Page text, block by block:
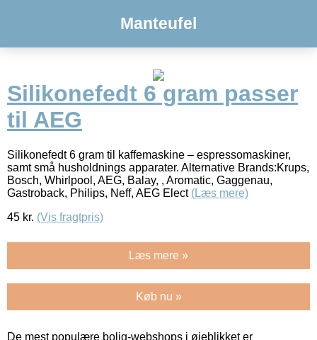
Manteufel
Silikonefedt 6 gram passer
til AEG
Silikonefedt 6 gram til kaffemaskine – espressomaskiner,
samt små husholdnings apparater. Alternative Brands:Krups,
Bosch, Whirlpool, AEG, Balay, , Aromatic, Gaggenau,
Gastroback, Philips, Neff, AEG Elect (Læs mere)
45 kr. (Vis fragtpris)
Læs mere »
Køb nu »
De mest populære bolig-webshops i øjeblikket er